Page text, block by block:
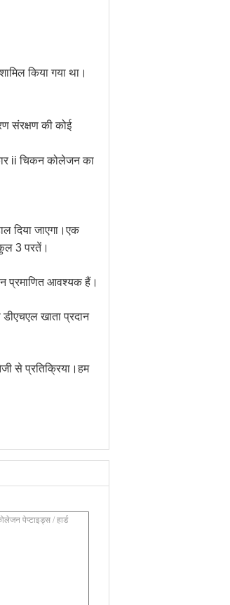
किया गया था।
संरक्षण की कोई
ii चिकन कोलेजन का
दिया जाएगा।एक
3 परतें।
प्रमाणित आवश्यक हैं।
खाता प्रदान
से प्रतिक्रिया।हम